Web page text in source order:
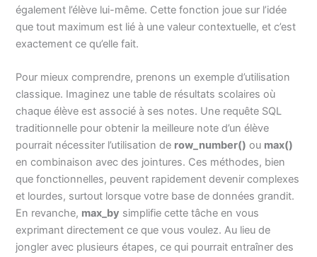
également l’élève lui-même. Cette fonction joue sur l’idée
que tout maximum est lié à une valeur contextuelle, et c’est
exactement ce qu’elle fait.
Pour mieux comprendre, prenons un exemple d’utilisation
classique. Imaginez une table de résultats scolaires où
chaque élève est associé à ses notes. Une requête SQL
traditionnelle pour obtenir la meilleure note d’un élève
pourrait nécessiter l’utilisation de row_number() ou max()
en combinaison avec des jointures. Ces méthodes, bien
que fonctionnelles, peuvent rapidement devenir complexes
et lourdes, surtout lorsque votre base de données grandit.
En revanche, max_by simplifie cette tâche en vous
exprimant directement ce que vous voulez. Au lieu de
jongler avec plusieurs étapes, ce qui pourrait entraîner des